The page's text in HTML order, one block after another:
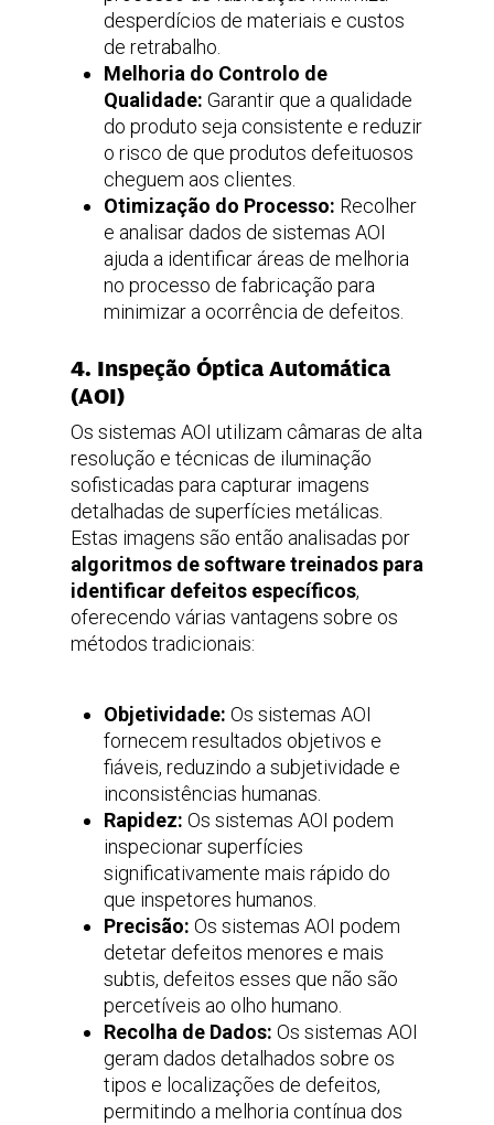
desperdícios de materiais e custos
de retrabalho.
Melhoria do Controlo de
Qualidade: Garantir que a qualidade
do produto seja consistente e reduzir
o risco de que produtos defeituosos
cheguem aos clientes.
Otimização do Processo: Recolher
e analisar dados de sistemas AOI
ajuda a identificar áreas de melhoria
no processo de fabricação para
minimizar a ocorrência de defeitos.
4. Inspeção Óptica Automática
(AOI)
Os sistemas AOI utilizam câmaras de alta
resolução e técnicas de iluminação
sofisticadas para capturar imagens
detalhadas de superfícies metálicas.
Estas imagens são então analisadas por
algoritmos de software treinados para
identificar defeitos específicos,
oferecendo várias vantagens sobre os
métodos tradicionais:
Objetividade: Os sistemas AOI
fornecem resultados objetivos e
fiáveis, reduzindo a subjetividade e
inconsistências humanas.
Rapidez: Os sistemas AOI podem
inspecionar superfícies
significativamente mais rápido do
que inspetores humanos.
Precisão: Os sistemas AOI podem
detetar defeitos menores e mais
subtis, defeitos esses que não são
percetíveis ao olho humano.
Recolha de Dados: Os sistemas AOI
geram dados detalhados sobre os
tipos e localizações de defeitos,
permitindo a melhoria contínua dos